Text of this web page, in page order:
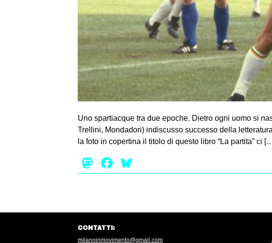
Uno spartiacque tra due epoche. Dietro ogni uomo si
Trellini, Mondadori) indiscusso successo della
la foto in copertina il titolo di questo libro “La partita” ci
Mastodon
Facebook
CONTATTI:
milanoinmovimento@gmail.com